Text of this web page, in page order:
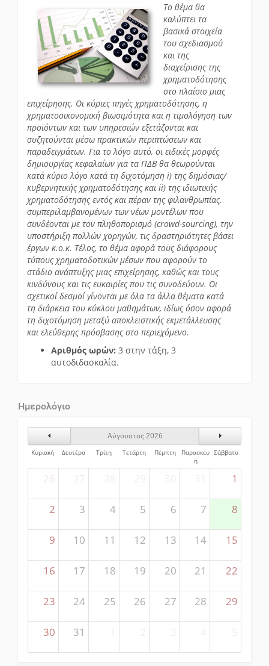
Το θέμα θα
καλύπτει τα
βασικά στοιχεία
του σχεδιασμού
και της
διαχείρισης της
χρηματοδότησης
στο πλαίσιο μιας
επιχείρησης. Οι κύριες πηγές χρηματοδότησης, η
χρηματοοικονομική βιωσιμότητα και η τιμολόγηση των
προϊόντων και των υπηρεσιών εξετάζονται και
συζητούνται μέσω πρακτικών περιπτώσεων και
παραδειγμάτων. Για το λόγο αυτό, οι ειδικές μορφές
δημιουργίας κεφαλαίων για τα ΠΔΒ θα θεωρούνται
κατά κύριο λόγο κατά τη διχοτόμηση i) της δημόσιας/
κυβερνητικής χρηματοδότησης και ii) της ιδιωτικής
χρηματοδότησης εντός και πέραν της φιλανθρωπίας,
συμπεριλαμβανομένων των νέων μοντέλων που
συνδέονται με τον πληθοπορισμό (crowd-sourcing), την
υποστήριξη πολλών χορηγών, τις δραστηριότητες βάσει
έργων κ.ο.κ. Τέλος, το θέμα αφορά τους διάφορους
τύπους χρηματοδοτικών μέσων που αφορούν το
στάδιο ανάπτυξης μιας επιχείρησης, καθώς και τους
κινδύνους και τις ευκαιρίες που τις συνοδεύουν. Οι
σχετικοί δεσμοί γίνονται με όλα τα άλλα θέματα κατά
τη διάρκεια του κύκλου μαθημάτων, ιδίως όσον αφορά
τη διχοτόμηση μεταξύ αποκλειστικής εκμετάλλευσης
και ελεύθερης πρόσβασης στο περιεχόμενο.
Αριθμός ωρών: 3 στην τάξη, 3
αυτοδιδασκαλία.
Ημερολόγιο
Προηγούμενος ΜήναςΑύγουστος 2026
Επόμενος
Κυριακή
Δευτέρα Τρίτη Τετάρτη Πέμπτη
Παρασκευ
ή
Σάββατο
26 1
2 3 4 5 6 7 8
9 10 11 12 13 14 15
16 17 18 19 20 21 22
23 24 25 26 27 28 29
30 31 5